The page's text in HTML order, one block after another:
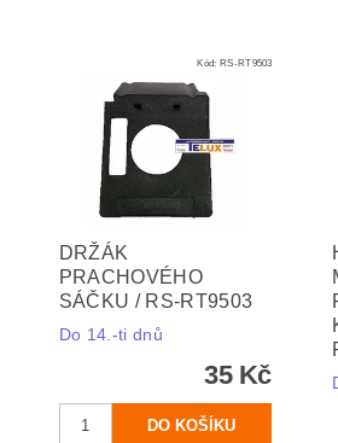
Kód: RS-RT9503
DRŽÁK
PRACHOVÉHO
SÁČKU / RS-RT9503
Do 14.-ti dnů
35 Kč